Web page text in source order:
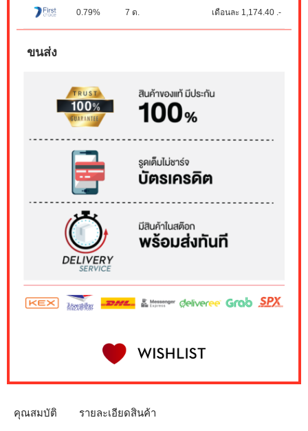
0.79% 7 ด. เดือนละ 1,174.40 .-
ขนส่ง
คุณสมบัติ รายละเอียดสินค้า